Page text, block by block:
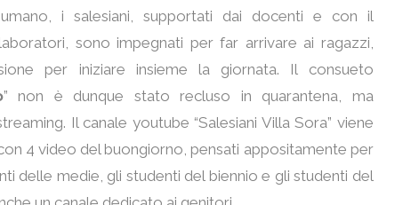
i salesiani, supportati dai docenti e con il
sono impegnati per far arrivare ai ragazzi,
per iniziare insieme la giornata. Il consueto
” non è dunque stato recluso in quarantena, ma
Il canale youtube “Salesiani Villa Sora” viene
4 video del buongiorno, pensati appositamente per
delle medie, gli studenti del biennio e gli studenti del